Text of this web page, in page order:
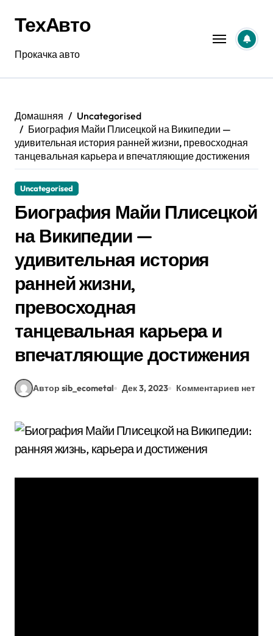
содержанию
ТехАвто
Прокачка авто
Домашняя
Uncategorised
Биография Майи Плисецкой на Википедии —
удивительная история ранней жизни, превосходная
танцевальная карьера и впечатляющие достижения
Uncategorised
Биография Майи Плисецкой
на Википедии —
удивительная история
ранней жизни,
превосходная
танцевальная карьера и
впечатляющие достижения
Автор sib_ecometal Дек 3, 2023 Комментариев нет